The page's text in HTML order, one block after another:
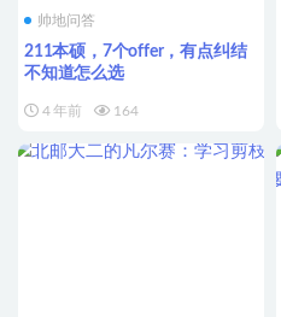
帅地问答
211本硕，7个offer，有点纠结
不知道怎么选
4 年前 164